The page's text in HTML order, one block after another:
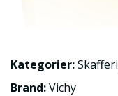
Kategorier:Skafferi
Brand:Vichy